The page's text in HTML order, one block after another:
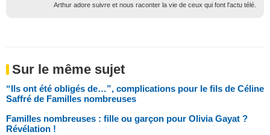
Arthur adore suivre et nous raconter la vie de ceux qui font l'actu télé.
Sur le même sujet
“Ils ont été obligés de…”, complications pour le fils de Céline
Saffré de Familles nombreuses
Familles nombreuses : fille ou garçon pour Olivia Gayat ?
Révélation !